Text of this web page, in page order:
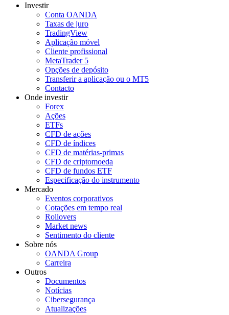
Investir
Conta OANDA
Taxas de juro
TradingView
Aplicação móvel
Cliente profissional
MetaTrader 5
Opções de depósito
Transferir a aplicação ou o MT5
Contacto
Onde investir
Forex
Ações
ETFs
CFD de ações
CFD de índices
CFD de matérias-primas
CFD de criptomoeda
CFD de fundos ETF
Especificação do instrumento
Mercado
Eventos corporativos
Cotações em tempo real
Rollovers
Market news
Sentimento do cliente
Sobre nós
OANDA Group
Carreira
Outros
Documentos
Notícias
Cibersegurança
Atualizações